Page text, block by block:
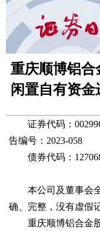
重庆顺博铝合
闲置自有资
证券代码：
告编号：2023-058
债券代码：
本公司及董事会全
确、完整，没有虚假
重庆顺博铝合金股